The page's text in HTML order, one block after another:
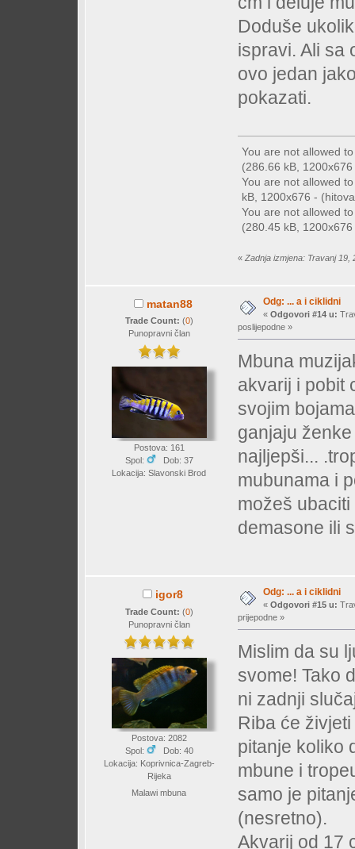
Doduše
ispravi. Ali sa
ovo jedan
pokazati.
You are not allowed
(286.66 kB,
You are not allowed
kB, 1200x676 -
You are not allowed
(280.45 kB,
« Zadnja izmjena: Travanj 19,
matan88
Trade Count: (0)
Punopravni član
Postova: 161
Spol:
Dob: 37
Lokacija: Slavonski Brod
Odg: ... a i ciklidni
« Odgovori #14 u:
poslijepodne »
Mbuna
akvarij i pobit
svojim
ganjaju
najljepši...
mubunama i
možeš
demasone ili
igor8
Trade Count: (0)
Punopravni član
Postova: 2082
Spol:
Dob: 40
Lokacija: Koprivnica-Zagreb-
Rijeka
Malawi mbuna
Odg: ... a i ciklidni
« Odgovori #15 u:
prijepodne »
Mislim da su
svome! Tako
ni zadnji
Riba će
pitanje koliko
mbune i
samo je
(nesretno).
Akvarij od 17